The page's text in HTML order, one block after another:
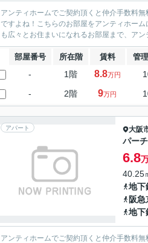
アンティホームでご契約頂くと仲介手数料
ですよね！こちらのお部屋をアンティホー
も広々とお住まいになれるお部屋まで、アン
部屋番号 所在階 賃料 管
- 1階 8.8万円
- 2階 9万円
アパート 大阪
パー
6.8
40.25
地下
阪
地下
アンティホームでご契約頂くと仲介手数料